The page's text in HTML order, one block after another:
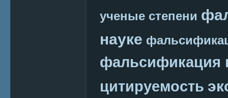
ученые степени
науке
фальсификация
цитируемость